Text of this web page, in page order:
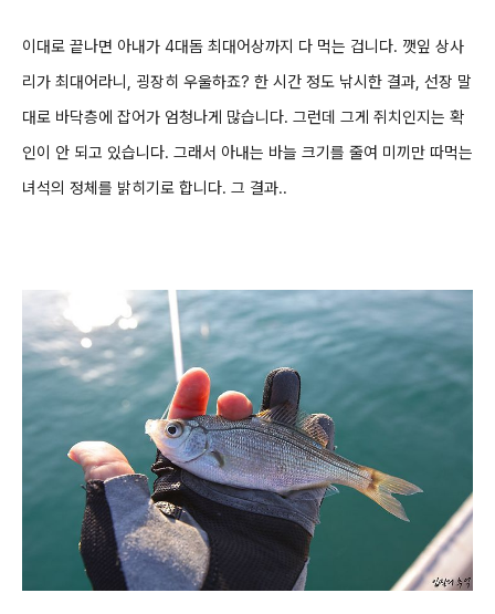
이대로 끝나면 아내가 4대돔 최대어상까지 다 먹는 겁니다. 깻잎 상사
리가 최대어라니, 굉장히 우울하죠? 한 시간 정도 낚시한 결과, 선장 말
대로 바닥층에 잡어가 엄청나게 많습니다. 그런데 그게 쥐치인지는 확
인이 안 되고 있습니다. 그래서 아내는 바늘 크기를 줄여 미끼만 따먹는
녀석의 정체를 밝히기로 합니다. 그 결과..